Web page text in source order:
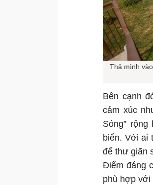
Thả mình
Bên cạnh
cảm xúc
Sóng”
biển. Với ai
để thư giãn
Điểm đáng
phù hợp với